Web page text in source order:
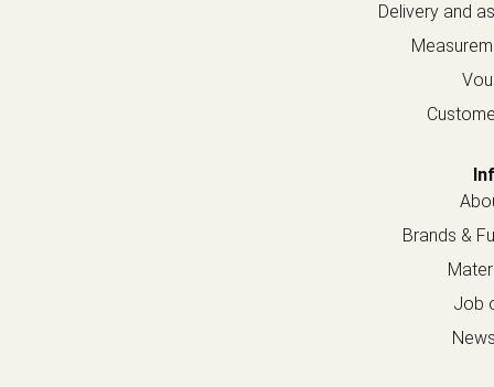
Delivery and
Brands &
Job